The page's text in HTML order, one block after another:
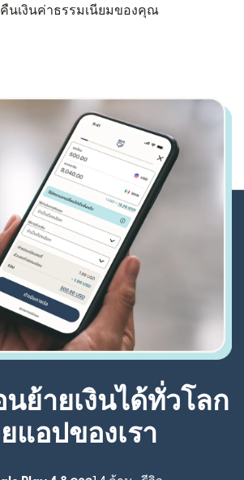
คืนเงินค่าธรรมเนียมของคุณ
นย้ายเงินได้ทั่วโลก
แอปของเรา